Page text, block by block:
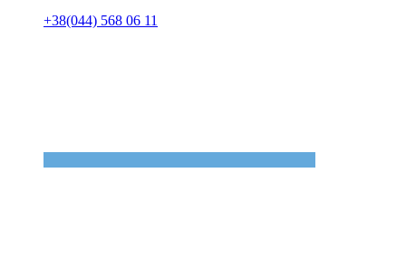
+38(044) 568 06 11